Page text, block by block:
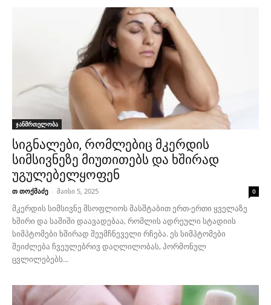
ჯანმრთელობა
სიგნალები, რომლებიც მკერდის
სიმსივნეზე მიუთითებს და ხშირად
უგულებელყოფენ
თ თოქმაძე - მაისი 5, 2025 0
მკერდის სიმსივნე მსოფლიოს მასშტაბით ერთ-ერთი ყველაზე
ხშირი და საშიში დაავადებაა, რომლის ადრეული სტადიის
სიმპტომები ხშირად შეუმჩნეველი რჩება. ეს სიმპტომები
შეიძლება ჩვეულებრივ დაღლილობას, ჰორმონულ
ცვლილებებს...